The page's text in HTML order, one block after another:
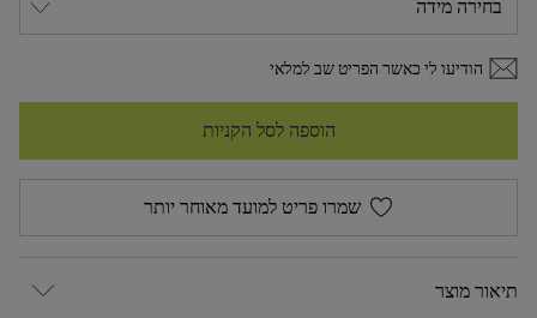
הודיעו לי כאשר הפריט שב למלאי
הוספה לסל הקניות
שמרו פריט למועד מאוחר יותר
תיאור מוצר